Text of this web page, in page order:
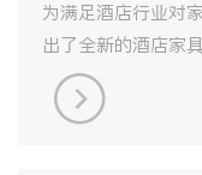
为满足酒店行业对
出了全新的酒店家
共区域家具，旨在